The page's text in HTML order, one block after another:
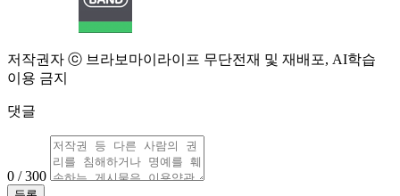
저작권자 ⓒ 브라보마이라이프 무단전재 및 재배포, AI학습
이용 금지
댓글
0 / 300